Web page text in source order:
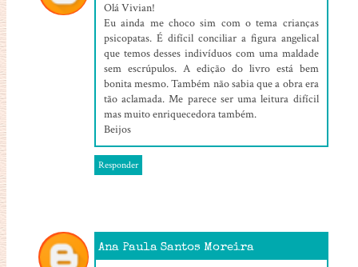
Olá Vivian!
Eu ainda me choco sim com o tema crianças
psicopatas. É difícil conciliar a figura angelical
que temos desses indivíduos com uma maldade
sem escrúpulos. A edição do livro está bem
bonita mesmo. Também não sabia que a obra era
tão aclamada. Me parece ser uma leitura difícil
mas muito enriquecedora também.
Beijos
Responder
Ana Paula Santos Moreira